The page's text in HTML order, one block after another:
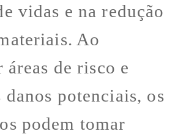
vidas e na redução
Ao
de risco e
danos potenciais, os
podem tomar